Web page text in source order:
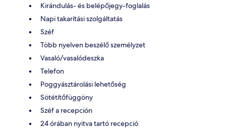
Kirándulás- és belépőjegy-foglalás
Napi takarítási szolgáltatás
Széf
Több nyelven beszélő személyzet
Vasaló/vasalódeszka
Telefon
Poggyásztárolási lehetőség
Sötétítőfüggöny
Széf a recepción
24 órában nyitva tartó recepció